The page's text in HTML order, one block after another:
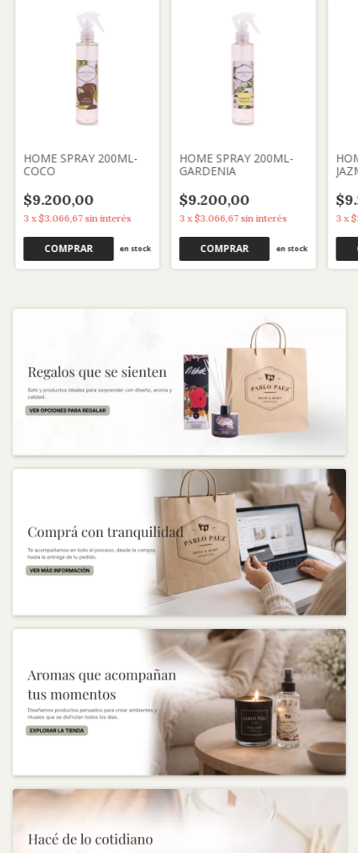
HOME SPRAY 200ML-
COCO
$9.200,00
3 x$3.066,67 sin interés
en stock
HOME SPRAY 200ML-
GARDENIA
$9.200,00
3 x$3.066,67 sin interés
en stock
3 x